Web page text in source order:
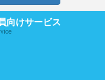
向けサービス